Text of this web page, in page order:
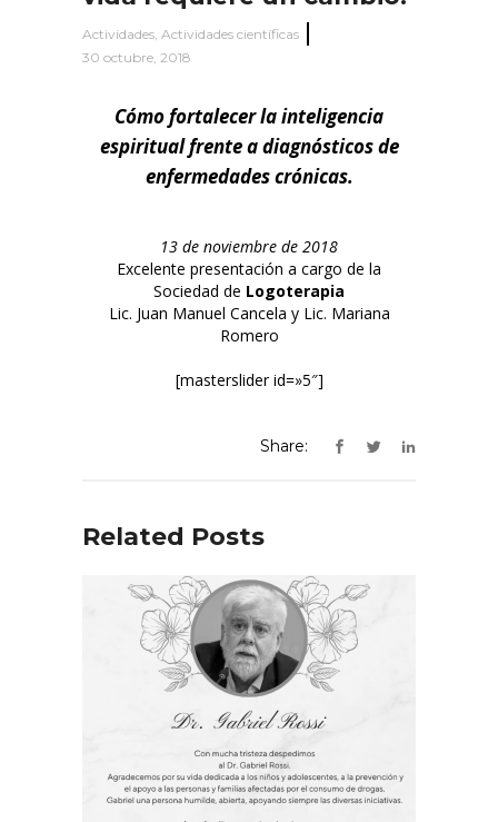
Actividades, Actividades científicas
30 octubre, 2018
Cómo fortalecer la inteligencia
espiritual frente a diagnósticos de
enfermedades crónicas.
13 de noviembre de 2018
Excelente presentación a cargo de la
Sociedad de Logoterapia
Lic. Juan Manuel Cancela y Lic. Mariana
Romero
[masterslider id=»5″]
Share:
Related Posts